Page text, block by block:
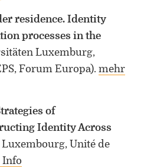
residence. Identity
processes in the
Luxemburg,
Forum Europa). mehr
of
Identity Across
Unité de
Info